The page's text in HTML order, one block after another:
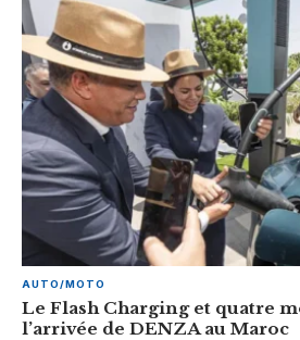
AUTO/MOTO
Le Flash Charging et quatre
l’arrivée de DENZA au Maroc